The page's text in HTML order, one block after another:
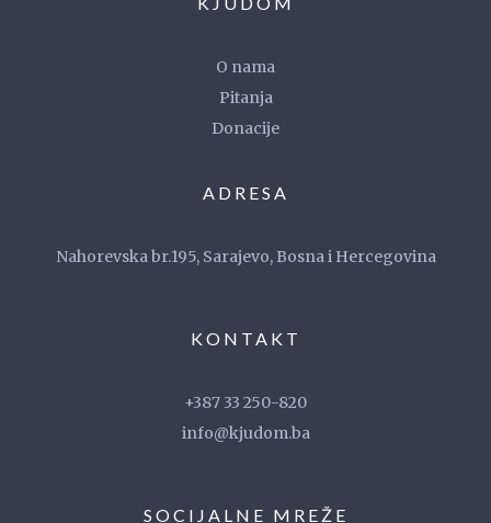
O nama
Pitanja
Donacije
ADRESA
Nahorevska br.195, Sarajevo, Bosna i Hercegovina
KONTAKT
+387 33 250-820
info@kjudom.ba
SOCIJALNE MREŽE